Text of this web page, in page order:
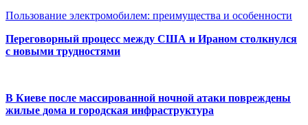
Пользование электромобилем: преимущества и особенности
Переговорный процесс между США и Ираном столкнулся
с новыми трудностями
В Киеве после массированной ночной атаки повреждены
жилые дома и городская инфраструктура